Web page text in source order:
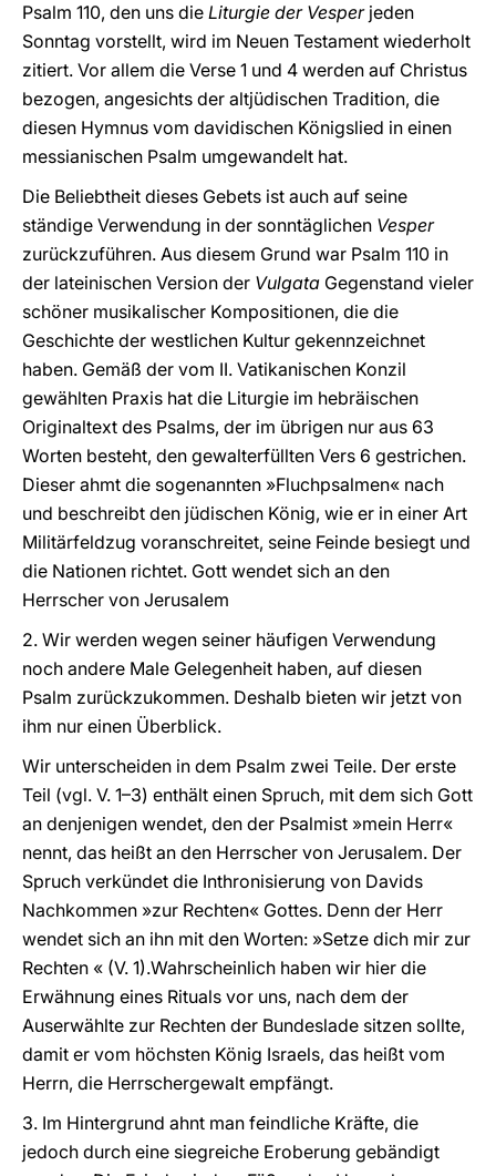
Psalm 110, den uns die Liturgie der Vesperjeden
Sonntag vorstellt, wird im Neuen Testament wiederholt
zitiert. Vor allem die Verse 1 und 4 werden auf Christus
bezogen, angesichts der altjüdischen Tradition, die
diesen Hymnus vom davidischen Königslied in einen
messianischen Psalm umgewandelt hat.
Die Beliebtheit dieses Gebets ist auch auf seine
ständige Verwendung in der sonntäglichen Vesper
zurückzuführen. Aus diesem Grund war Psalm 110 in
der lateinischen Version der Vulgata Gegenstand vieler
schöner musikalischer Kompositionen, die die
Geschichte der westlichen Kultur gekennzeichnet
haben. Gemäß der vom II. Vatikanischen Konzil
gewählten Praxis hat die Liturgie im hebräischen
Originaltext des Psalms, der im übrigen nur aus 63
Worten besteht, den gewalterfüllten Vers 6 gestrichen.
Dieser ahmt die sogenannten »Fluchpsalmen« nach
und beschreibt den jüdischen König, wie er in einer Art
Militärfeldzug voranschreitet, seine Feinde besiegt und
die Nationen richtet. Gott wendet sich an den
Herrscher von Jerusalem
2. Wir werden wegen seiner häufigen Verwendung
noch andere Male Gelegenheit haben, auf diesen
Psalm zurückzukommen. Deshalb bieten wir jetzt von
ihm nur einen Überblick.
Wir unterscheiden in dem Psalm zwei Teile. Der erste
Teil (vgl. V. 1–3) enthält einen Spruch, mit dem sich Gott
an denjenigen wendet, den der Psalmist »mein Herr«
nennt, das heißt an den Herrscher von Jerusalem. Der
Spruch verkündet die Inthronisierung von Davids
Nachkommen »zur Rechten« Gottes. Denn der Herr
wendet sich an ihn mit den Worten: »Setze dich mir zur
Rechten « (V. 1).Wahrscheinlich haben wir hier die
Erwähnung eines Rituals vor uns, nach dem der
Auserwählte zur Rechten der Bundeslade sitzen sollte,
damit er vom höchsten König Israels, das heißt vom
Herrn, die Herrschergewalt empfängt.
3. Im Hintergrund ahnt man feindliche Kräfte, die
jedoch durch eine siegreiche Eroberung gebändigt